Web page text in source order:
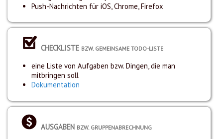
Push-Nachrichten für iOS, Chrome, Firefox
CHECKLISTE BZW. GEMEINSAME TODO-LISTE
eine Liste von Aufgaben bzw. Dingen, die man
mitbringen soll
Dokumentation
AUSGABEN BZW. GRUPPENABRECHNUNG